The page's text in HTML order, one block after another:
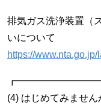
排気ガス洗浄装置（
いについて
https://
(4) はじめてみません